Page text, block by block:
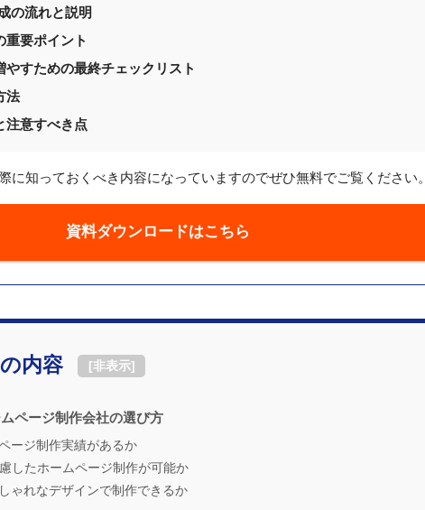
の流れと説明
重要ポイント
やすための最終チェックリスト
法
注意すべき点
に知っておくべき内容になっていますのでぜひ無料でご覧ください。
資料ダウンロードはこちら
内容 [非表示]
ページ制作会社の選び方
ージ制作実績があるか
したホームページ制作が可能か
ゃれなデザインで制作できるか